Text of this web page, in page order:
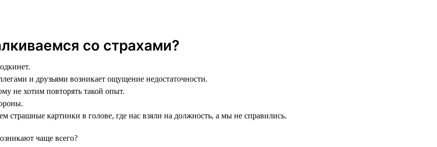
со страхами?
и друзьями возникает ощущение недостаточности.
не хотим повторять такой опыт.
картинки в голове, где нас взяли на должность, а мы не справились.
чаще всего?